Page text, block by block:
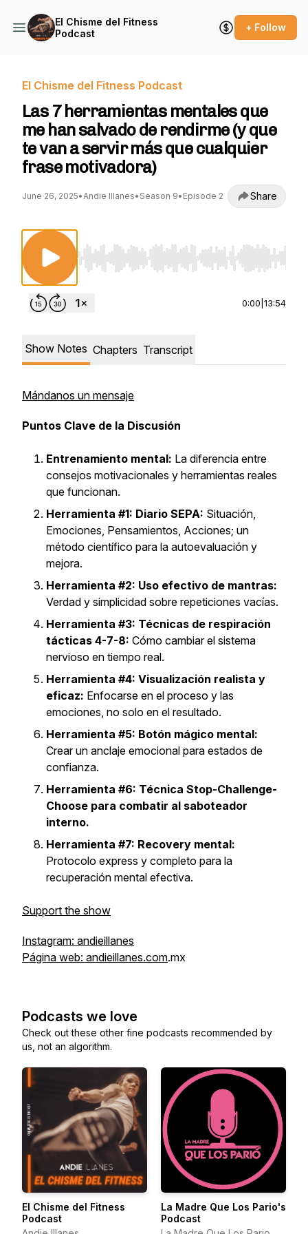
El Chisme del Fitness
Podcast
+ Follow
El Chisme del Fitness Podcast
Las 7 herramientas mentales que
me han salvado de rendirme (y que
te van a servir más que cualquier
frase motivadora)
June 26, 2025•Andie Illanes• Season 9• Episode 2 Share
Use Left/Right to seek, Home/End to jump to
0:00 13:54
Show Notes Chapters Transcript
Mándanos un mensaje
Puntos Clave de la Discusión
Entrenamiento mental: La diferencia entre
consejos motivacionales y herramientas reales
que funcionan.
Herramienta #1: Diario SEPA: Situación,
Emociones, Pensamientos, Acciones; un
método científico para la autoevaluación y
mejora.
Herramienta #2: Uso efectivo de mantras:
Verdad y simplicidad sobre repeticiones vacías.
Herramienta #3: Técnicas de respiración
tácticas 4-7-8: Cómo cambiar el sistema
nervioso en tiempo real.
Herramienta #4: Visualización realista y
eficaz: Enfocarse en el proceso y las
emociones, no solo en el resultado.
Herramienta #5: Botón mágico mental:
Crear un anclaje emocional para estados de
confianza.
Herramienta #6: Técnica Stop-Challenge-
Choose para combatir al saboteador
interno.
Herramienta #7: Recovery mental:
Protocolo express y completo para la
recuperación mental efectiva.
Support the show
Instagram: andieillanes
Página web: andieillanes.com.mx
Podcasts we love
Check out these other fine podcasts recommended by
us, not an algorithm.
El Chisme del Fitness
Podcast
La Madre Que Los Pario's
Podcast